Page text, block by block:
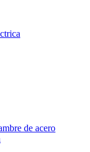
de acero